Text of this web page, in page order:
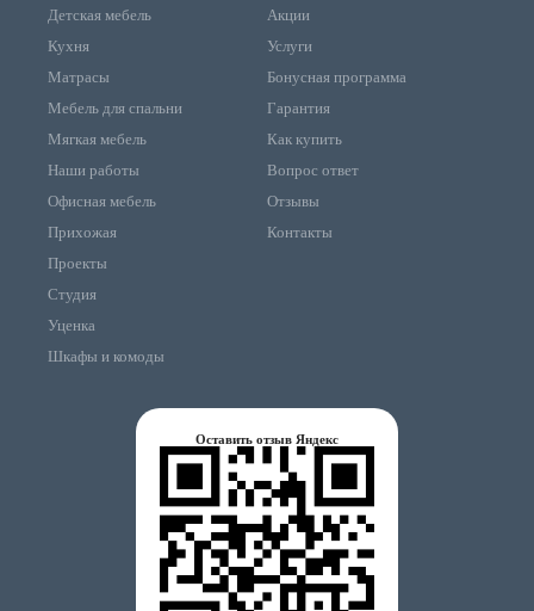
Детская мебель
Кухня
Матрасы
Мебель для спальни
Мягкая мебель
Наши работы
Офисная мебель
Прихожая
Проекты
Студия
Уценка
Шкафы и комоды
Акции
Услуги
Бонусная программа
Гарантия
Как купить
Вопрос ответ
Отзывы
Контакты
Оставить отзыв Яндекс